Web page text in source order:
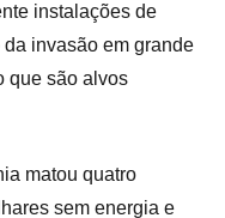
instalações de
invasão em grande
que são alvos
matou quatro
sem energia e